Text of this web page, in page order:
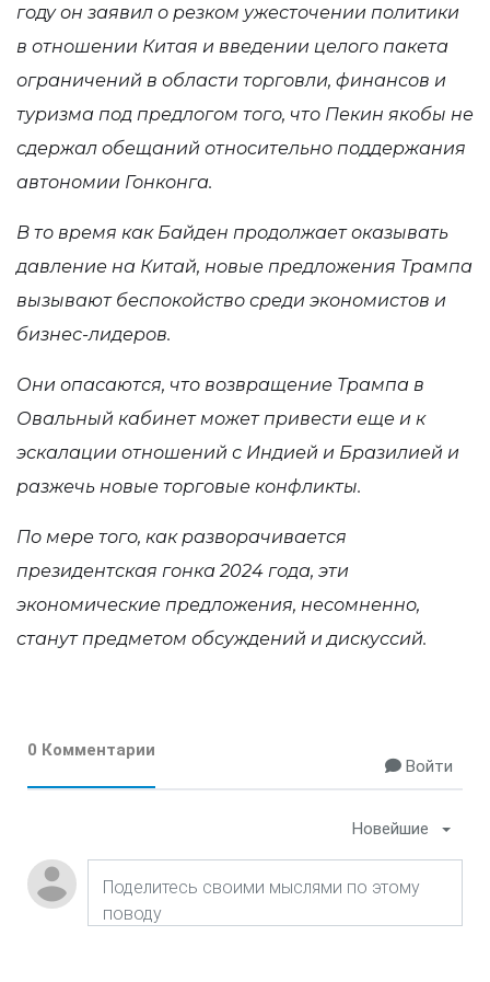
году он заявил о резком ужесточении политики
в отношении Китая и введении целого пакета
ограничений в области торговли, финансов и
туризма под предлогом того, что Пекин якобы не
сдержал обещаний относительно поддержания
автономии Гонконга.
В то время как Байден продолжает оказывать
давление на Китай, новые предложения Трампа
вызывают беспокойство среди экономистов и
бизнес-лидеров.
Они опасаются, что возвращение Трампа в
Овальный кабинет может привести еще и к
эскалации отношений с Индией и Бразилией и
разжечь новые торговые конфликты.
По мере того, как разворачивается
президентская гонка 2024 года, эти
экономические предложения, несомненно,
станут предметом обсуждений и дискуссий.
0 Комментарии
Войти
Новейшие